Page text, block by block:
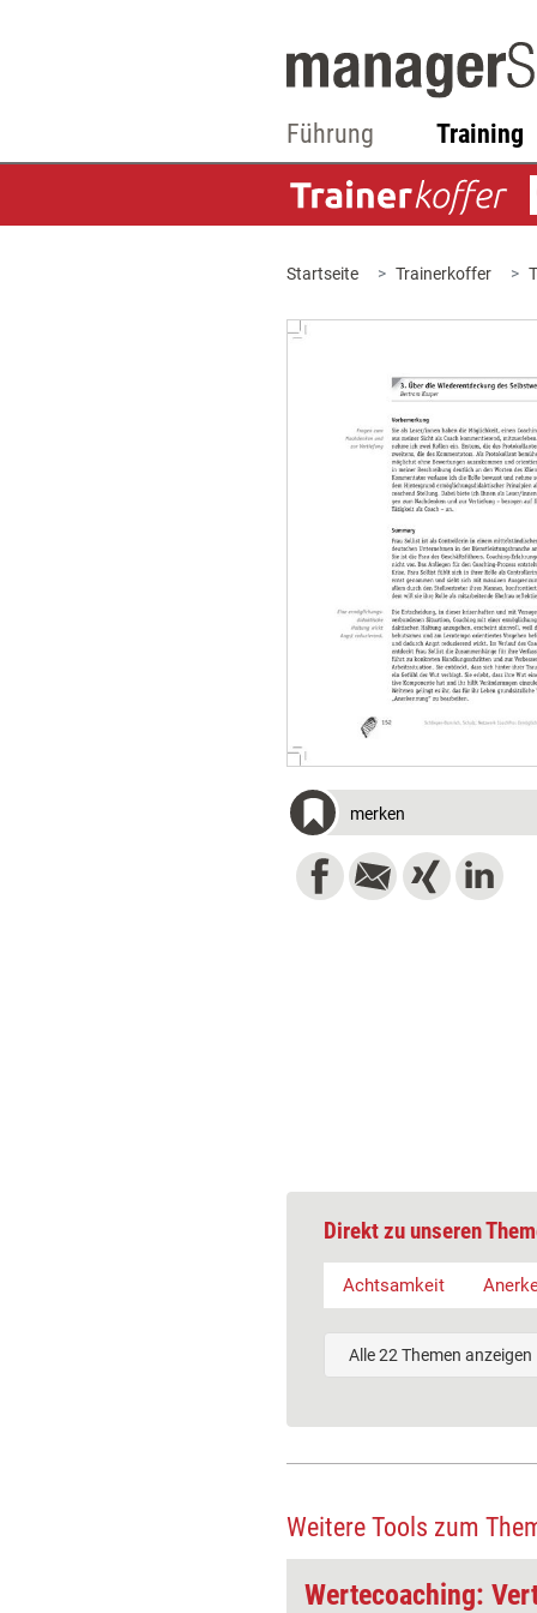
Führung Training
Startseite Trainerkoffer
merken
Direkt zu unseren
Achtsamkeit
Alle 22 Themen anzeigen
Weitere Tools zum